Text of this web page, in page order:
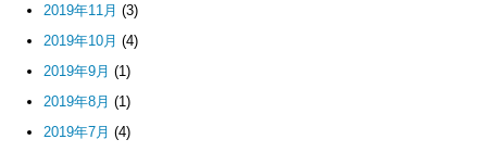
2019年11月 (3)
2019年10月 (4)
2019年9月 (1)
2019年8月 (1)
2019年7月 (4)